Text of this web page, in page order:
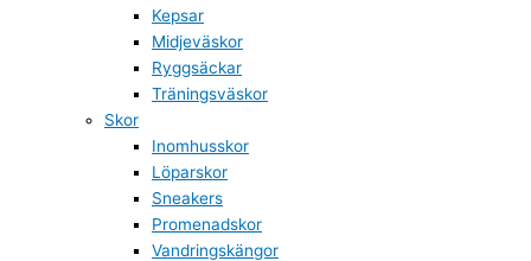
Kepsar
Midjeväskor
Ryggsäckar
Träningsväskor
Skor
Inomhusskor
Löparskor
Sneakers
Promenadskor
Vandringskängor